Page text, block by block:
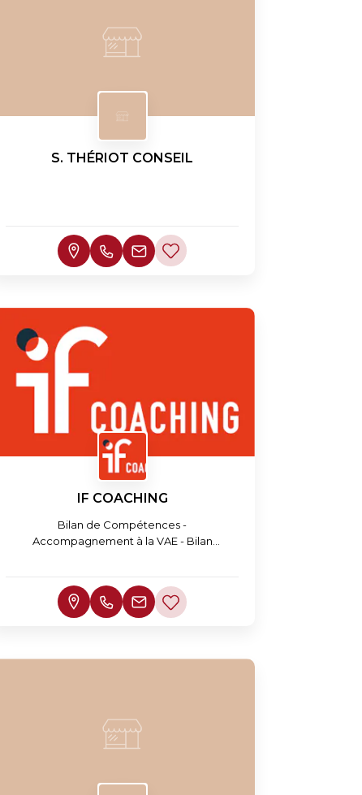
S. THÉRIOT CONSEIL
IF COACHING
Bilan de Compétences -
Accompagnement à la VAE - Bilan